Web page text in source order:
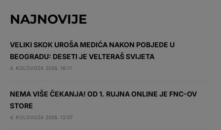
NAJNOVIJE
VELIKI SKOK UROŠA MEDIĆA NAKON POBJEDE U
BEOGRADU: DESETI JE VELTERAŠ SVIJETA
4. KOLOVOZA 2026. 16:11
NEMA VIŠE ČEKANJA! OD 1. RUJNA ONLINE JE FNC-OV
STORE
4. KOLOVOZA 2026. 12:07